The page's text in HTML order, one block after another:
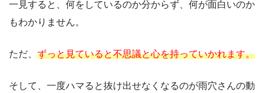
一見すると、何をしているのか分からず、何が面白いのか
もわかりません。
ただ、 ずっと見ていると不思議と心を持っていかれます。
そして、一度ハマると抜け出せなくなるのが雨穴さんの動